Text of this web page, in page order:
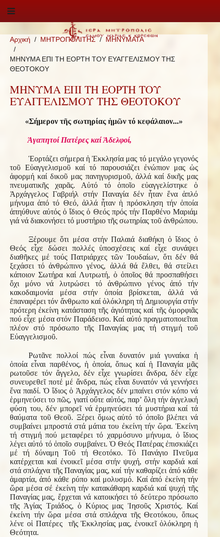
Αρχική ΜΗΤΡΟΠΟΛΙΤΗΣ ΜΗΝΥΜΑΤΑ
ΜΗΝΥΜΑ ΕΠΙ ΤΗ ΕΟΡΤΗ ΤΟΥ ΕΥΑΓΓΕΛΙΣΜΟΥ ΤΗΣ
ΘΕΟΤΟΚΟΥ
ΜΗΝΥΜΑ ΕΠΙ ΤΗ ΕΟΡΤΗ ΤΟΥ
ΕΥΑΓΓΕΛΙΣΜΟΥ ΤΗΣ ΘΕΟΤΟΚΟΥ
«Σήμερον τῆς σωτηρίας ἡμῶν τό κεφάλαιον...»
Ἀγαπητοί Πατέρες καί Ἀδελφοί,
Ἑορτάζει σήμερα ἡ Ἐκκλησία μας τό μεγάλο γεγονός
τοῦ Εὐαγγελισμοῦ καί τό παρουσιάζει ἐνώπιον μας ὡς
ἀφορμή καί δικοῦ μας πανηγυρισμοῦ, ἀλλά καί δικῆς μας
πνευματικῆς χαρᾶς. Αὐτό τό ὁποῖο εὐαγγελίστηκε ὁ
Ἀρχάγγελος Γαβριήλ στήν Παναγία δέν ἦταν ἕνα ἁπλό
μήνυμα ἀπό τό Θεό, ἀλλά ἦταν ἡ πρόσκληση τήν ὁποία
ἀπηύθυνε αὐτός ὁ ἴδιος ὁ Θεός πρός τήν Παρθένο Μαριάμ
γιά νά διακονήσει τό μυστήριο τῆς σωτηρίας τοῦ ἀνθρώπου.
Ξέρουμε ὅτι μέσα στήν Παλαιά διαθήκη ὁ ἴδιος ὁ
Θεός εἶχε δώσει πολλές ὑποσχέσεις καί εἶχε συνάψει
διαθῆκες μέ τούς Πατριάρχες τῶν Ἰουδαίων, ὅτι δέν θά
ξεχάσει τό ἀνθρώπινο γένος, ἀλλά θά ἔλθει, θά στείλει
κάποιον Σωτήρα καί Λυτρωτή, ὁ ὁποῖος θά προσπαθήσει
ὄχι μόνο νά λυτρώσει τό ἀνθρώπινο γένος ἀπό τήν
κακοδαιμονία μέσα στήν ὁποία βρίσκεται, ἀλλά νά
ἐπαναφέρει τόν ἄνθρωπο καί ὁλόκληρη τή Δημιουργία στήν
πρότερη ἐκείνη κατάσταση τῆς ἁγιότητας καί τῆς ὀμορφιᾶς
πού εἶχε μέσα στόν Παράδεισο. Καί αὐτό πραγματοποιεῖται
πλέον στό πρόσωπο τῆς Παναγίας μας τή στιγμή τοῦ
Εὐαγγελισμοῦ.
Ρωτᾶνε πολλοί πώς εἶναι δυνατόν μιά γυναίκα ἡ
ὁποία εἶναι παρθένος, ἡ ὁποία, ὅπως καί ἡ Παναγία μᾶς
ρωτοῦσε τόν ἄγγελο, δέν εἶχε γνωρίσει ἄνδρα, δέν εἶχε
συνευρεθεῖ ποτέ μέ ἄνδρα, πώς εἶναι δυνατόν νά γεννήσει
ἕνα παιδί. Ὁ ἴδιος ὁ Ἀρχάγγελος δέν μπαίνει στόν κόπο νά
ἑρμηνεύσει το πῶς, γιατί οὔτε αὐτός, παρ’ ὅλη τήν ἀγγελική
φύση του, δέν μπορεῖ νά ἑρμηνεύσει τά μυστήρια καί τά
θαύματα τοῦ Θεοῦ. Ξέρει ὅμως αὐτό τό ὁποῖο βλέπει νά
συμβαίνει μπροστά στά μάτια του ἐκείνη τήν ὥρα. Ἐκείνη
τή στιγμή πού μεταφέρει τό χαρμόσυνο μήνυμα, ὁ ἴδιος
λέγει αὐτό τό ὁποῖο συμβαίνει. Ὁ Θεός Πατέρας ἐπισκιάζει
μέ τή δύναμη Τοῦ τή Θεοτόκο. Τό Πανάγιο Πνεῦμα
κατέρχεται καί ἐνοικεῖ μέσα στήν ψυχή, στήν καρδιά καί
στά σπλάχνα τῆς Παναγίας μας, καί τήν καθαρίζει ἀπό κάθε
ἁμαρτία, ἀπό κάθε ρύπο καί μολυσμό. Καί ἀπό ἐκείνη τήν
ὥρα μέσα σέ ἐκείνη τήν κατακάθαρη καρδιά καί ψυχή τῆς
Παναγίας μας, ἔρχεται νά κατοικήσει τό δεύτερο πρόσωπο
τῆς Ἁγίας Τριάδος, ὁ Κύριος μας Ἰησοῦς Χριστός. Καί
ἐκείνη τήν ὥρα μέσα στά σπλάχνα τῆς Θεοτόκου, ὅπως
λένε οἱ Πατέρες τῆς Ἐκκλησίας μας, ἐνοικεῖ ὁλόκληρη ἡ
Θεότητα.